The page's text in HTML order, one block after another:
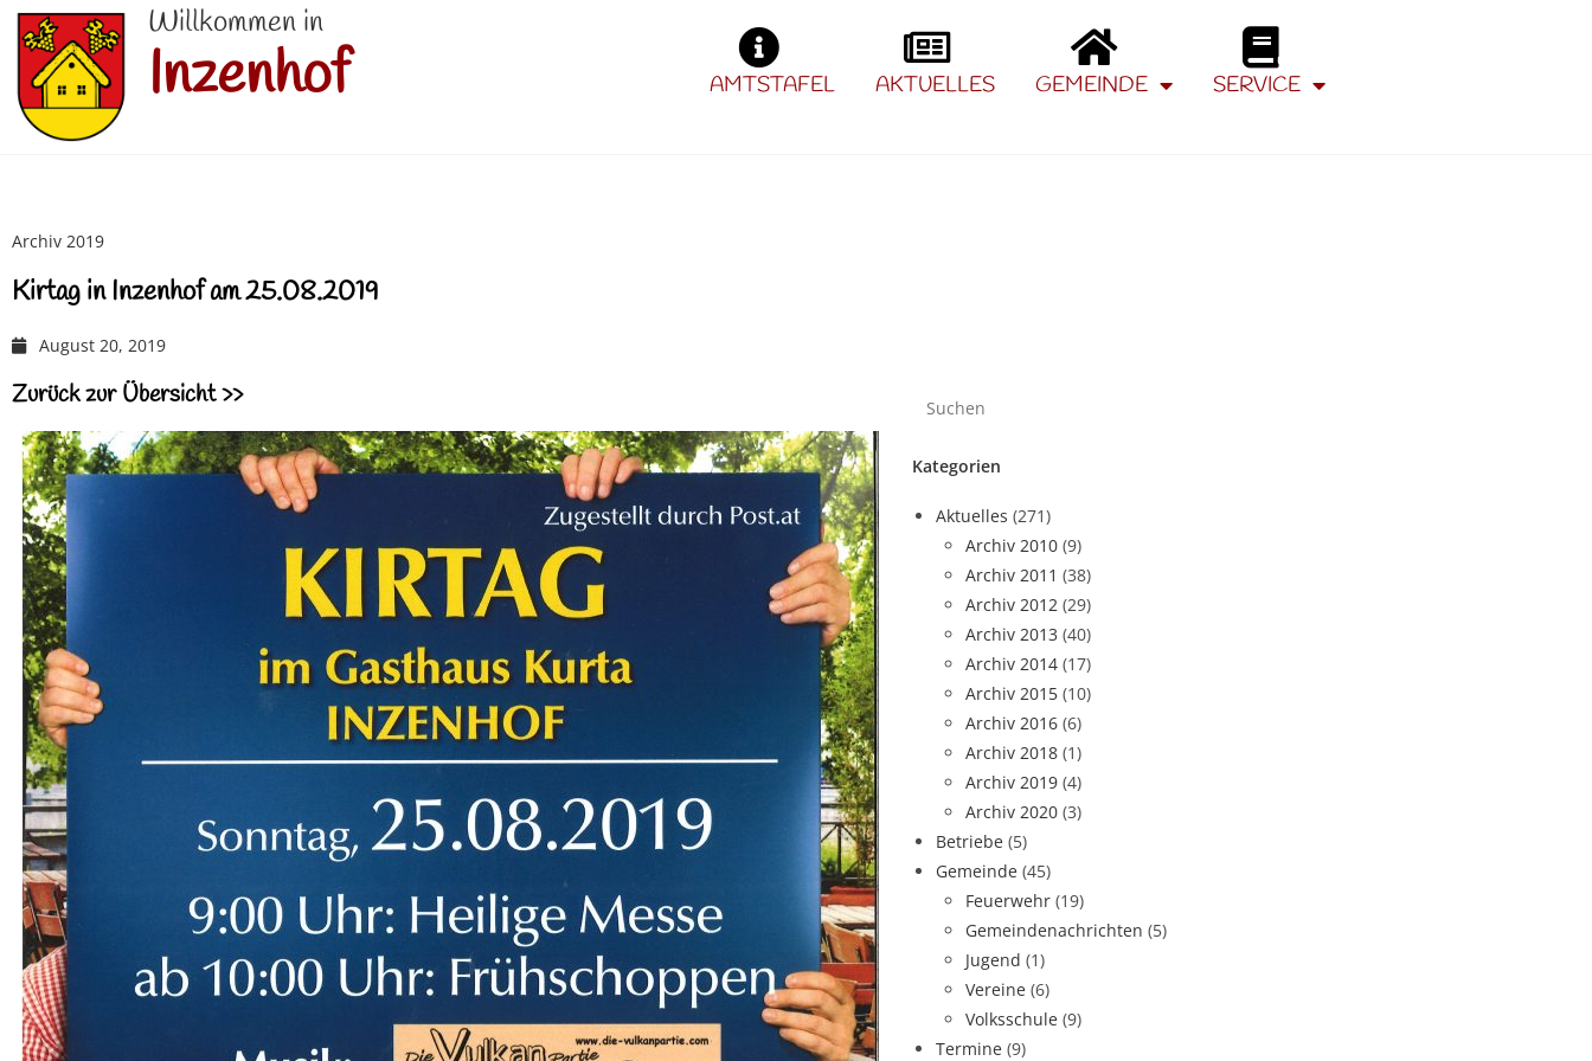
Willkommen in
Inzenhof AMTSTAFEL AKTUELLES GEMEINDE SERVICE
Archiv 2019
Kirtag in Inzenhof am 25.08.2019
August 20, 2019
Zurück zur Übersicht >>
Kategorien
Aktuelles (271)
Archiv 2010 (9)
Archiv 2011 (38)
Archiv 2012 (29)
Archiv 2013 (40)
Archiv 2014 (17)
Archiv 2015 (10)
Archiv 2016 (6)
Archiv 2018 (1)
Archiv 2019 (4)
Archiv 2020 (3)
Betriebe (5)
Gemeinde (45)
Feuerwehr (19)
Gemeindenachrichten (5)
Jugend (1)
Vereine (6)
Volksschule (9)
Termine (9)